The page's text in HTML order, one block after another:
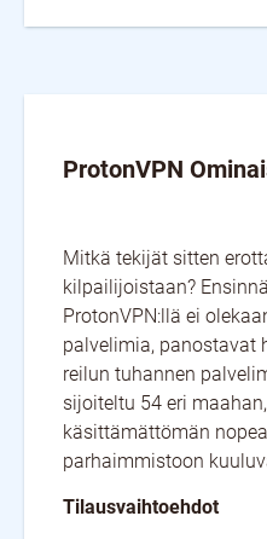
ProtonVPN
Mitkä tekijät sitten
kilpailijoistaan?
ProtonVPN:llä ei
palvelimia, panostavat
reilun tuhannen
sijoiteltu 54 eri
käsittämättömän
parhaimmistoon
Tilausvaihtoehdot